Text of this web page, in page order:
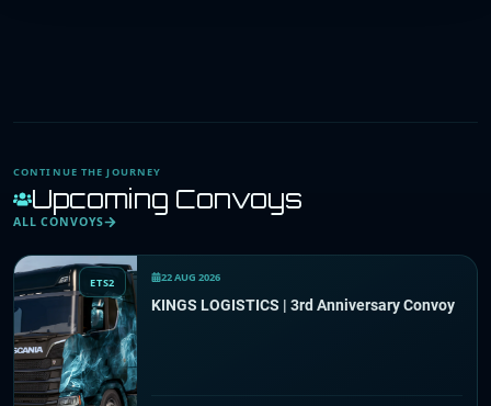
CONTINUE THE JOURNEY
Upcoming Convoys
ALL CONVOYS
ETS2 22 AUG 2026
KINGS LOGISTICS | 3rd Anniversary Convoy